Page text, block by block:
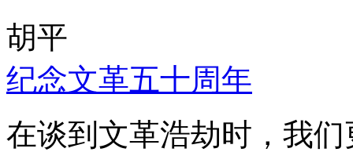
胡平
纪念文革五十周年
在谈到文革浩劫时，我